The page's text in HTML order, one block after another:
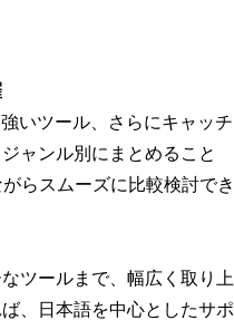
いツール、さらにキャッチ
ャンル別にまとめること
らスムーズに比較検討でき
ツールまで、幅広く取り上
、日本語を中心としたサポ